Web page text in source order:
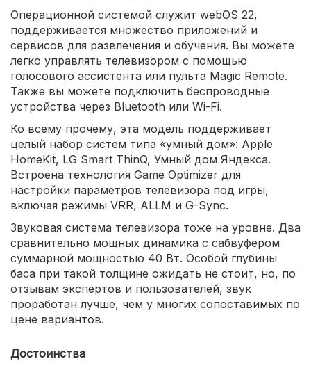
Операционной системой служит webOS 22,
поддерживается множество приложений и
сервисов для развлечения и обучения. Вы можете
легко управлять телевизором с помощью
голосового ассистента или пульта Magic Remote.
Также вы можете подключить беспроводные
устройства через Bluetooth или Wi-Fi.
Ко всему прочему, эта модель поддерживает
целый набор систем типа «умный дом»: Apple
HomeKit, LG Smart ThinQ, Умный дом Яндекса.
Встроена технология Game Optimizer для
настройки параметров телевизора под игры,
включая режимы VRR, ALLM и G-Sync.
Звуковая система телевизора тоже на уровне. Два
сравнительно мощных динамика с сабвуфером
суммарной мощностью 40 Вт. Особой глубины
баса при такой толщине ожидать не стоит, но, по
отзывам экспертов и пользователей, звук
проработан лучше, чем у многих сопоставимых по
цене вариантов.
Достоинства